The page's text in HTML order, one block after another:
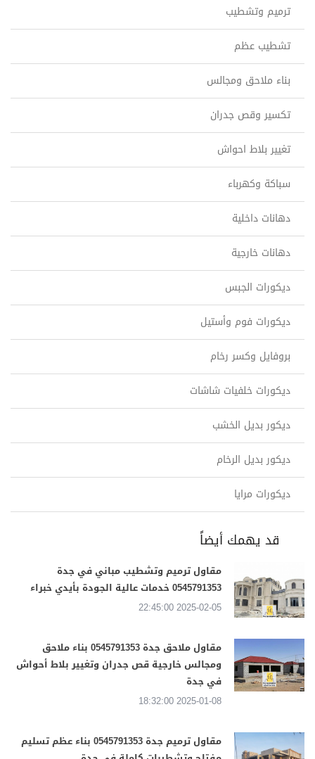
ترميم وتشطيب
تشطيب عظم
بناء ملاحق ومجالس
تكسير وقص جدران
تغيير بلاط احواش
سباكة وكهرباء
دهانات داخلية
دهانات خارجية
ديكورات الجبس
ديكورات فوم وأستيل
بروفايل وكسر رخام
ديكورات خلفيات شاشات
ديكور بديل الخشب
ديكور بديل الرخام
ديكورات مرايا
قد يهمك أيضاً
مقاول ترميم وتشطيب مباني في جدة
0545791353 خدمات عالية الجودة بأيدي خبراء
2025-02-05 22:45:00
مقاول ملاحق جدة 0545791353 بناء ملاحق
ومجالس خارجية قص جدران وتغيير بلاط أحواش
في جدة
2025-01-08 18:32:00
مقاول ترميم جدة 0545791353 بناء عظم تسليم